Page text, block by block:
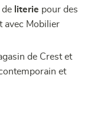
literie pour des
avec Mobilier
de Crest et
et